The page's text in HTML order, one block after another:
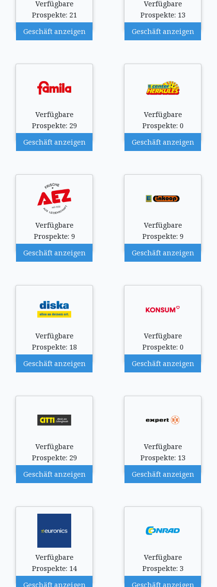
Verfügbare
Prospekte: 21
Geschäft anzeigen
Verfügbare
Prospekte: 13
Geschäft anzeigen
Verfügbare
Prospekte: 29
Geschäft anzeigen
Verfügbare
Prospekte: 0
Geschäft anzeigen
Verfügbare
Prospekte: 9
Geschäft anzeigen
Verfügbare
Prospekte: 9
Geschäft anzeigen
Verfügbare
Prospekte: 18
Geschäft anzeigen
Verfügbare
Prospekte: 0
Geschäft anzeigen
Verfügbare
Prospekte: 29
Geschäft anzeigen
Verfügbare
Prospekte: 13
Geschäft anzeigen
Verfügbare
Prospekte: 14
Geschäft anzeigen
Verfügbare
Prospekte: 3
Geschäft anzeigen